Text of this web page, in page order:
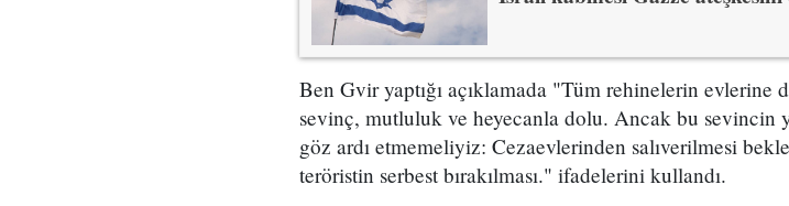
Ben Gvir yaptığı açıklamada "Tüm rehinelerin evlerine
sevinç, mutluluk ve heyecanla dolu. Ancak bu sevincin
göz ardı etmemeliyiz: Cezaevlerinden salıverilmesi
teröristin serbest bırakılması." ifadelerini kullandı.